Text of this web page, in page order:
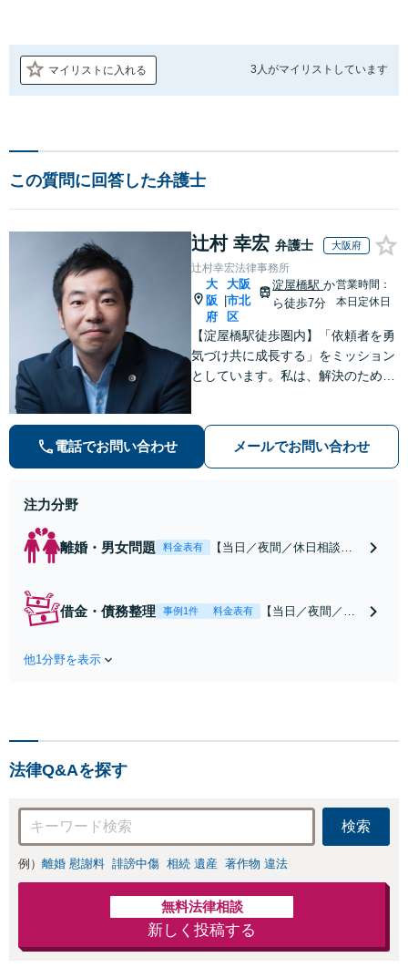
マイリストに入れる 3人がマイリストしています
この質問に回答した弁護士
辻村 幸宏 弁護士 大阪府
辻村幸宏法律事務所
大
阪
府
|
大阪
市北
区
淀屋橋駅か
ら徒歩7分
営業時間：
本日定休日
【淀屋橋駅徒歩圏内】「依頼者を勇
気づけ共に成長する」をミッション
としています。私は、解決のために
に対応することで、分野を超えた普
遍的な紛争解決スキルを身につけて
電話でお問い合わせ メールでお問い合わせ
注力分野
離婚・男女問題 料金表有
【当日／夜間／休日相談
うには負担が大きい事件で
す。専門的な聴くスキルを
借金・債務整理 事例1件 料金表有
【当日／夜間／休
方のお気持ちを最
サポート。早けれ
ば早いほど、打て
る手の選択肢は増
えます。
他1分野を表示
法律Q&Aを探す
検索
例） 離婚 慰謝料 誹謗中傷 相続 遺産 著作物 違法
無料法律相談
新しく投稿する